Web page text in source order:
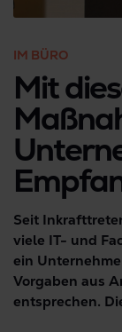
IM BÜRO
Mit
Seit
viele IT- und
ein
Vorgaben aus
entsprechen.